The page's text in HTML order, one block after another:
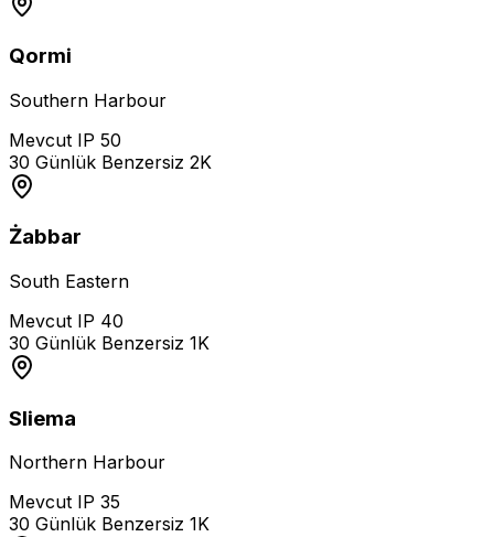
Qormi
Southern Harbour
Mevcut IP 50
30 Günlük Benzersiz 2K
Żabbar
South Eastern
Mevcut IP 40
30 Günlük Benzersiz 1K
Sliema
Northern Harbour
Mevcut IP 35
30 Günlük Benzersiz 1K